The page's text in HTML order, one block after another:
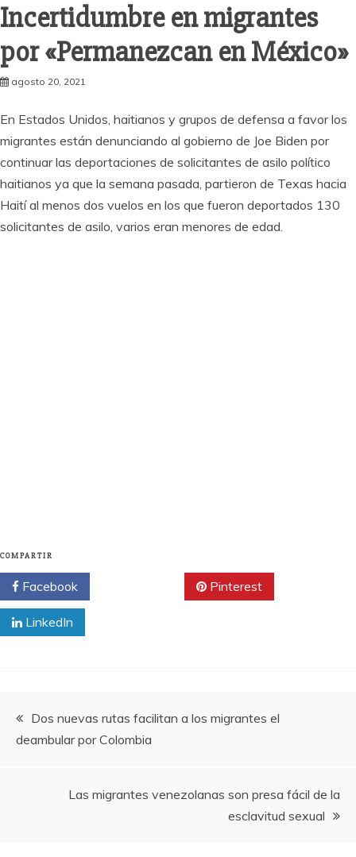
Incertidumbre en migrantes
por «Permanezcan en México»
agosto 20, 2021
En Estados Unidos, haitianos y grupos de defensa a favor los
migrantes están denunciando al gobierno de Joe Biden por
continuar las deportaciones de solicitantes de asilo político
haitianos ya que la semana pasada, partieron de Texas hacia
Haití al menos dos vuelos en los que fueron deportados 130
solicitantes de asilo, varios eran menores de edad.
COMPARTIR
Facebook Pinterest
LinkedIn
Navegación
de
entradas
Dos nuevas rutas facilitan a los migrantes el
deambular por Colombia
Las migrantes venezolanas son presa fácil de la
esclavitud sexual